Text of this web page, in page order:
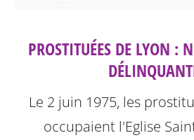
PROSTITUÉES DE LYON :
Le 2 juin 1975, les
occupaient l'Eglise